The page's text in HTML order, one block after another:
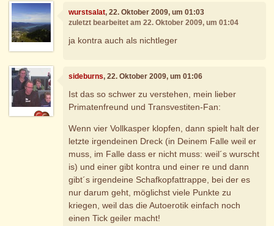
wurstsalat, 22. Oktober 2009, um 01:03
zuletzt bearbeitet am 22. Oktober 2009, um 01:04
ja kontra auch als nichtleger
sideburns, 22. Oktober 2009, um 01:06
Ist das so schwer zu verstehen, mein lieber
Primatenfreund und Transvestiten-Fan:
Wenn vier Vollkasper klopfen, dann spielt halt der
letzte irgendeinen Dreck (in Deinem Falle weil er
muss, im Falle dass er nicht muss: weil´s wurscht
is) und einer gibt kontra und einer re und dann
gibt´s irgendeine Schafkopfattrappe, bei der es
nur darum geht, möglichst viele Punkte zu
kriegen, weil das die Autoerotik einfach noch
einen Tick geiler macht!